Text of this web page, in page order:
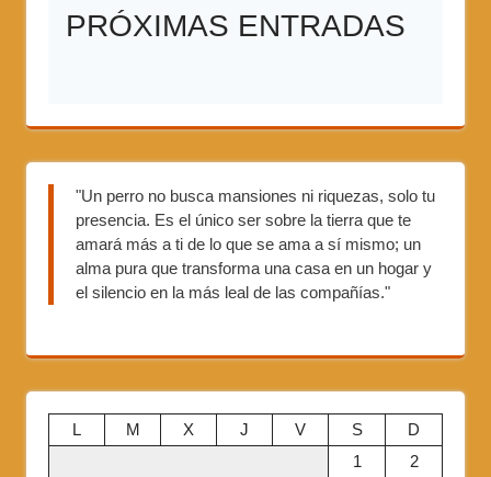
PRÓXIMAS ENTRADAS
"Un perro no busca mansiones ni riquezas, solo tu
presencia. Es el único ser sobre la tierra que te
amará más a ti de lo que se ama a sí mismo; un
alma pura que transforma una casa en un hogar y
el silencio en la más leal de las compañías."
L M X J V S
D
1
2